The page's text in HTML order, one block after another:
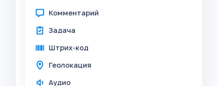
Комментарий
Задача
Штрих-код
Геолокация
Аудио